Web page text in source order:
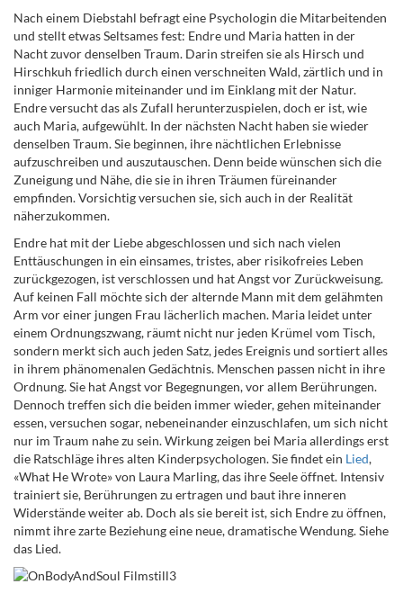
Nach einem Diebstahl befragt eine Psychologin die Mitarbeitenden
und stellt etwas Seltsames fest: Endre und Maria hatten in der
Nacht zuvor denselben Traum. Darin streifen sie als Hirsch und
Hirschkuh friedlich durch einen verschneiten Wald, zärtlich und in
inniger Harmonie miteinander und im Einklang mit der Natur.
Endre versucht das als Zufall herunterzuspielen, doch er ist, wie
auch Maria, aufgewühlt. In der nächsten Nacht haben sie wieder
denselben Traum. Sie beginnen, ihre nächtlichen Erlebnisse
aufzuschreiben und auszutauschen. Denn beide wünschen sich die
Zuneigung und Nähe, die sie in ihren Träumen füreinander
empfinden. Vorsichtig versuchen sie, sich auch in der Realität
näherzukommen.
Endre hat mit der Liebe abgeschlossen und sich nach vielen
Enttäuschungen in ein einsames, tristes, aber risikofreies Leben
zurückgezogen, ist verschlossen und hat Angst vor Zurückweisung.
Auf keinen Fall möchte sich der alternde Mann mit dem gelähmten
Arm vor einer jungen Frau lächerlich machen. Maria leidet unter
einem Ordnungszwang, räumt nicht nur jeden Krümel vom Tisch,
sondern merkt sich auch jeden Satz, jedes Ereignis und sortiert alles
in ihrem phänomenalen Gedächtnis. Menschen passen nicht in ihre
Ordnung. Sie hat Angst vor Begegnungen, vor allem Berührungen.
Dennoch treffen sich die beiden immer wieder, gehen miteinander
essen, versuchen sogar, nebeneinander einzuschlafen, um sich nicht
nur im Traum nahe zu sein. Wirkung zeigen bei Maria allerdings erst
die Ratschläge ihres alten Kinderpsychologen. Sie findet ein Lied,
«What He Wrote»von Laura Marling,das ihre Seele öffnet. Intensiv
trainiert sie, Berührungen zu ertragen und baut ihre inneren
Widerstände weiter ab. Doch als sie bereit ist, sich Endre zu öffnen,
nimmt ihre zarte Beziehung eine neue, dramatische Wendung. Siehe
das Lied.